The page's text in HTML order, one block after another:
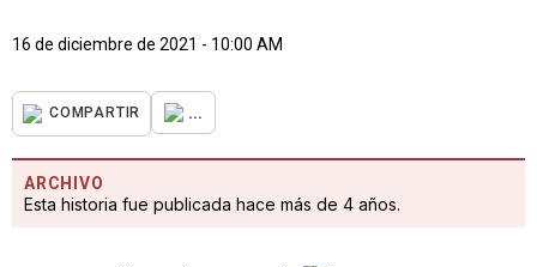
16 de diciembre de 2021 - 10:00 AM
COMPARTIR ...
ARCHIVO
Esta historia fue publicada hace más de 4 años.